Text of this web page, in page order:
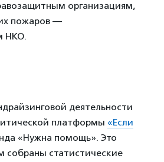
организациям,
пожаров —
НКО.
деятельности
платформы «Если
«Нужна помощь». Это
собраны статистические